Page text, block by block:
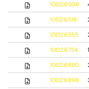
1002.6506
1002.6516
1002.6555
1002.6754
1002.6880
1002.6896